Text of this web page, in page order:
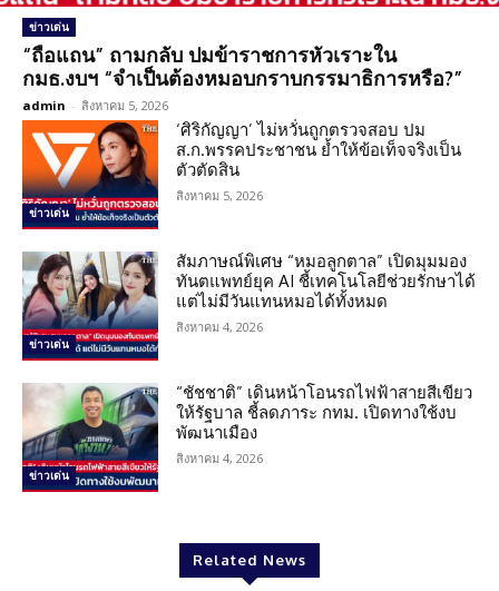
ข่าวเด่น
“ถือแถน” ถามกลับ ปมข้าราชการหัวเราะใน
กมธ.งบฯ “จำเป็นต้องหมอบกราบกรรมาธิการหรือ?”
admin - สิงหาคม 5, 2026
ข่าวเด่น
‘ศิริกัญญา’ ไม่หวั่นถูกตรวจสอบ ปม
ส.ก.พรรคประชาชน ย้ำให้ข้อเท็จจริงเป็น
ตัวตัดสิน
สิงหาคม 5, 2026
ข่าวเด่น
สัมภาษณ์พิเศษ “หมอลูกตาล” เปิดมุมมอง
ทันตแพทย์ยุค AI ชี้เทคโนโลยีช่วยรักษาได้
แต่ไม่มีวันแทนหมอได้ทั้งหมด
สิงหาคม 4, 2026
ข่าวเด่น
“ชัชชาติ” เดินหน้าโอนรถไฟฟ้าสายสีเขียว
ให้รัฐบาล ชี้ลดภาระ กทม. เปิดทางใช้งบ
พัฒนาเมือง
สิงหาคม 4, 2026
Related News